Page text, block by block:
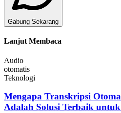
Gabung Sekarang
Lanjut Membaca
Audio
otomatis
Teknologi
Mengapa Transkripsi
Adalah Solusi Terbaik